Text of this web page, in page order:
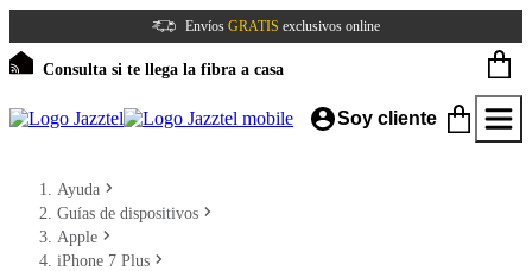
Envíos GRATIS exclusivos online
Consulta si te llega la fibra a casa
Soy cliente
Ayuda
Guías de dispositivos
Apple
iPhone 7 Plus